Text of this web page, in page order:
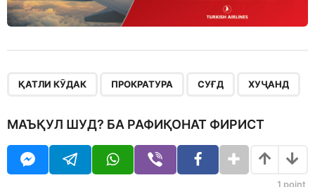
ҚАТЛИ КӮДАК ПРОКРАТУРА СУҒД ХУҶАНД
МАЪҚУЛ ШУД? БА РАФИҚОНАТ ФИРИСТ
1 point